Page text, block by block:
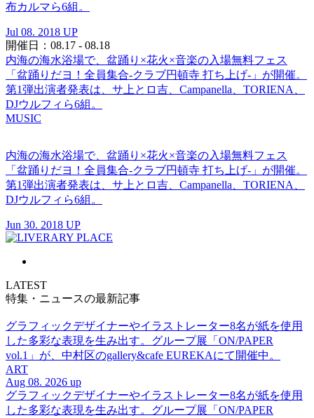
布カルマら6組。
Jul 08. 2018 UP
開催日：08.17 - 08.18
内海の海水浴場で、盆踊り×花火×音楽の入場無料フェス
「盆踊りだヨ！全員集合-クラブ円頓寺 打ち上げ-」が開催。
第1弾出演者発表は、サ上とロ吉、Campanella、TORIENA、
DJウルフィら6組。
MUSIC
内海の海水浴場で、盆踊り×花火×音楽の入場無料フェス
「盆踊りだヨ！全員集合-クラブ円頓寺 打ち上げ-」が開催。
第1弾出演者発表は、サ上とロ吉、Campanella、TORIENA、
DJウルフィら6組。
Jun 30. 2018 UP
LATEST
特集・ニュースの最新記事
グラフィックデザイナーやイラストレーター8名が紙を使用
した多彩な表現を生み出す。グループ展「ON/PAPER
vol.1」が、中村区のgallery&cafe EUREKAにて開催中。
ART
Aug 08. 2026 up
グラフィックデザイナーやイラストレーター8名が紙を使用
した多彩な表現を生み出す。グループ展「ON/PAPER